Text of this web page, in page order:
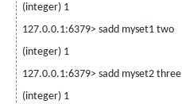
(integer) 1
127.0.0.1:6379> sadd myset1 two
(integer) 1
127.0.0.1:6379> sadd myset2 three
(integer) 1